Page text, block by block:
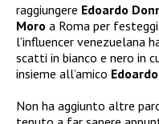
raggiungere Edoardo
Moro a Roma per
l’influencer venezuelana
scatti in bianco e nero in
insieme all’amico Edoardo
Non ha aggiunto altre